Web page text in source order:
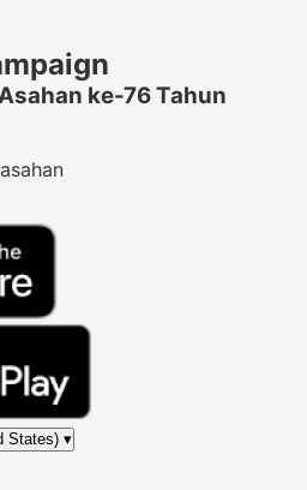
ke-76 Tahun
States) ▾